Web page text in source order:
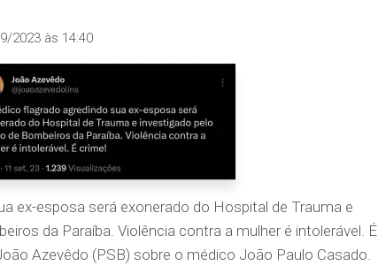
2023 às 14:40
ex-esposa será exonerado do Hospital de Trauma e
da Paraíba. Violência contra a mulher é intolerável. É
Azevêdo (PSB) sobre o médico João Paulo Casado.